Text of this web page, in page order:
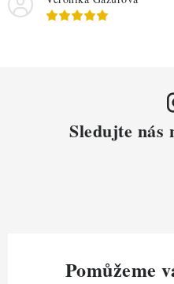
Sledujte nás
Pomůžeme